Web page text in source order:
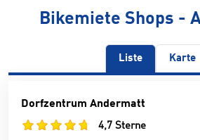
Bikemiete Shops -
Liste Karte
Dorfzentrum Andermatt
4,7 Sterne